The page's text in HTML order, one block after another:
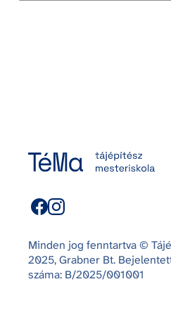
Minden jog fenntartva ©
2025, Grabner Bt.
száma: B/2025/001001